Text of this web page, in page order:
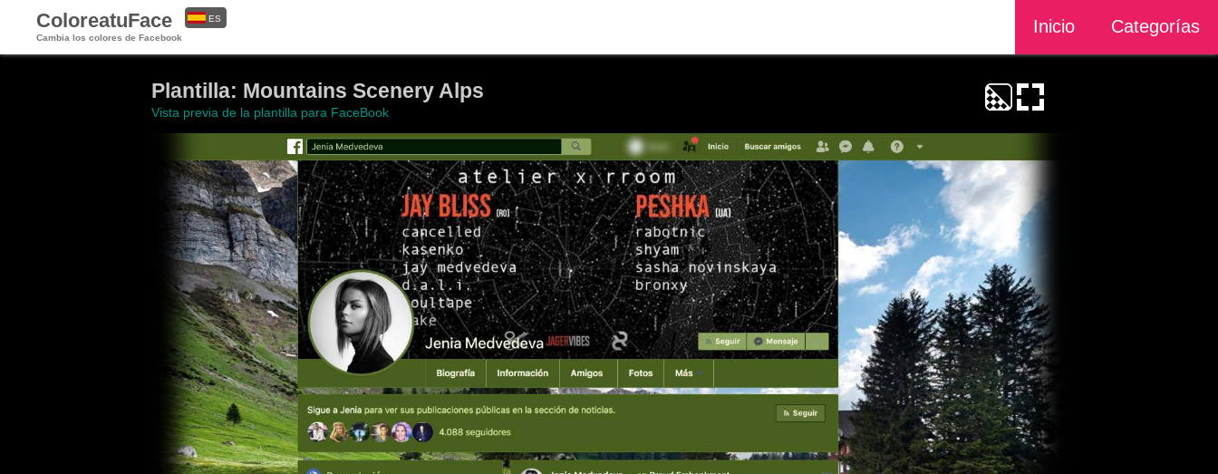
ColoreatuFace
Cambia los colores de Facebook
Inicio Categorías
ES
Plantilla: Mountains Scenery Alps
Vista previa de la plantilla para FaceBook